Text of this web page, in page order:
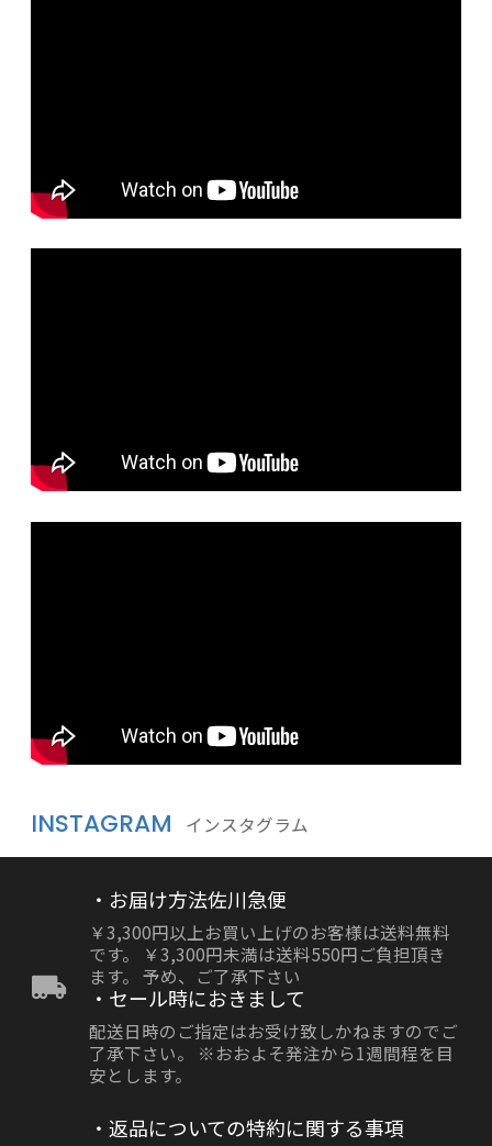
INSTAGRAM インスタグラム
・お届け方法佐川急便
￥3,300円以上お買い上げのお客様は送料無料
です。 ￥3,300円未満は送料550円ご負担頂き
ます。 予め、ご了承下さい
・セール時におきまして
配送日時のご指定はお受け致しかねますのでご
了承下さい。 ※おおよそ発注から1週間程を目
安とします。
・返品についての特約に関する事項